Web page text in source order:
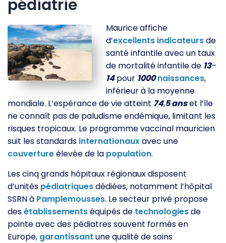
pédiatrie
Maurice affiche
d’excellents indicateursde
santé infantile avec un taux
de mortalité infantile de 13–
14pour 1000 naissances,
inférieur à la moyenne
mondiale. L’espérance de vie atteint 74,5 anset l’île
ne connaît pas de paludisme endémique, limitant les
risques tropicaux. Le programme vaccinal mauricien
suit les standards internationauxavec une
couvertureélevée de la population.
Les cinq grands hôpitaux régionaux disposent
d’unités pédiatriquesdédiées, notamment l’hôpital
SSRN à Pamplemousses. Le secteur privé propose
desétablissementséquipés de technologiesde
pointe avec des pédiatres souvent formés en
Europe, garantissant une qualité de soins